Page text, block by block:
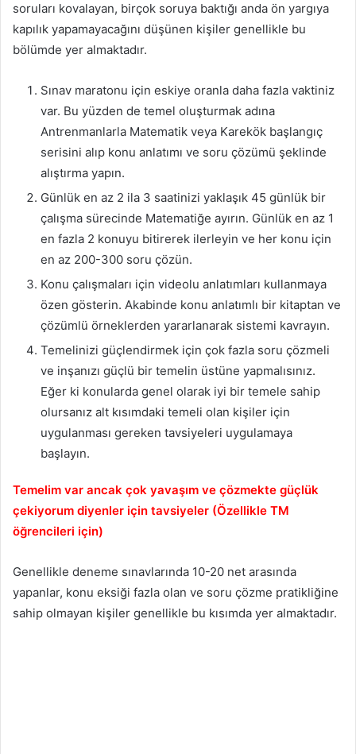
soruları kovalayan, birçok soruya baktığı anda ön yargıya
kapılık yapamayacağını düşünen kişiler genellikle bu
bölümde yer almaktadır.
Sınav maratonu için eskiye oranla daha fazla vaktiniz
var. Bu yüzden de temel oluşturmak adına
Antrenmanlarla Matematik veya Karekök başlangıç
serisini alıp konu anlatımı ve soru çözümü şeklinde
alıştırma yapın.
Günlük en az 2 ila 3 saatinizi yaklaşık 45 günlük bir
çalışma sürecinde Matematiğe ayırın. Günlük en az 1
en fazla 2 konuyu bitirerek ilerleyin ve her konu için
en az 200-300 soru çözün.
Konu çalışmaları için videolu anlatımları kullanmaya
özen gösterin. Akabinde konu anlatımlı bir kitaptan ve
çözümlü örneklerden yararlanarak sistemi kavrayın.
Temelinizi güçlendirmek için çok fazla soru çözmeli
ve inşanızı güçlü bir temelin üstüne yapmalısınız.
Eğer ki konularda genel olarak iyi bir temele sahip
olursanız alt kısımdaki temeli olan kişiler için
uygulanması gereken tavsiyeleri uygulamaya
başlayın.
Temelim var ancak çok yavaşım ve çözmekte güçlük
çekiyorum diyenler için tavsiyeler (Özellikle TM
öğrencileri için)
Genellikle deneme sınavlarında 10-20 net arasında
yapanlar, konu eksiği fazla olan ve soru çözme pratikliğine
sahip olmayan kişiler genellikle bu kısımda yer almaktadır.